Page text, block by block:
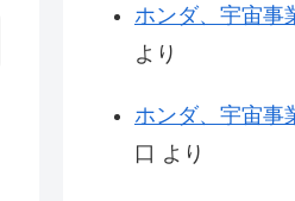
ホンダ、宇宙
より
ホンダ、宇宙
口 より